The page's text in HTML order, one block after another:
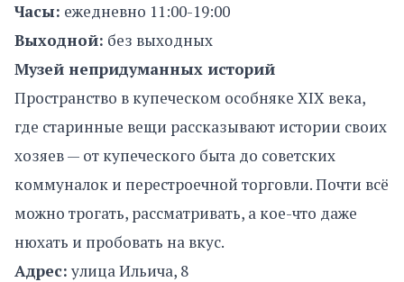
Часы: ежедневно 11:00-19:00
Выходной: без выходных
Музей непридуманных историй
Пространство в купеческом особняке XIX века,
где старинные вещи рассказывают истории своих
хозяев — от купеческого быта до советских
коммуналок и перестроечной торговли. Почти всё
можно трогать, рассматривать, а кое-что даже
нюхать и пробовать на вкус.
Адрес: улица Ильича, 8